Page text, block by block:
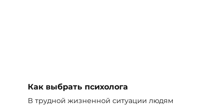
Как выбрать психолога
В трудной жизненной ситуации людям